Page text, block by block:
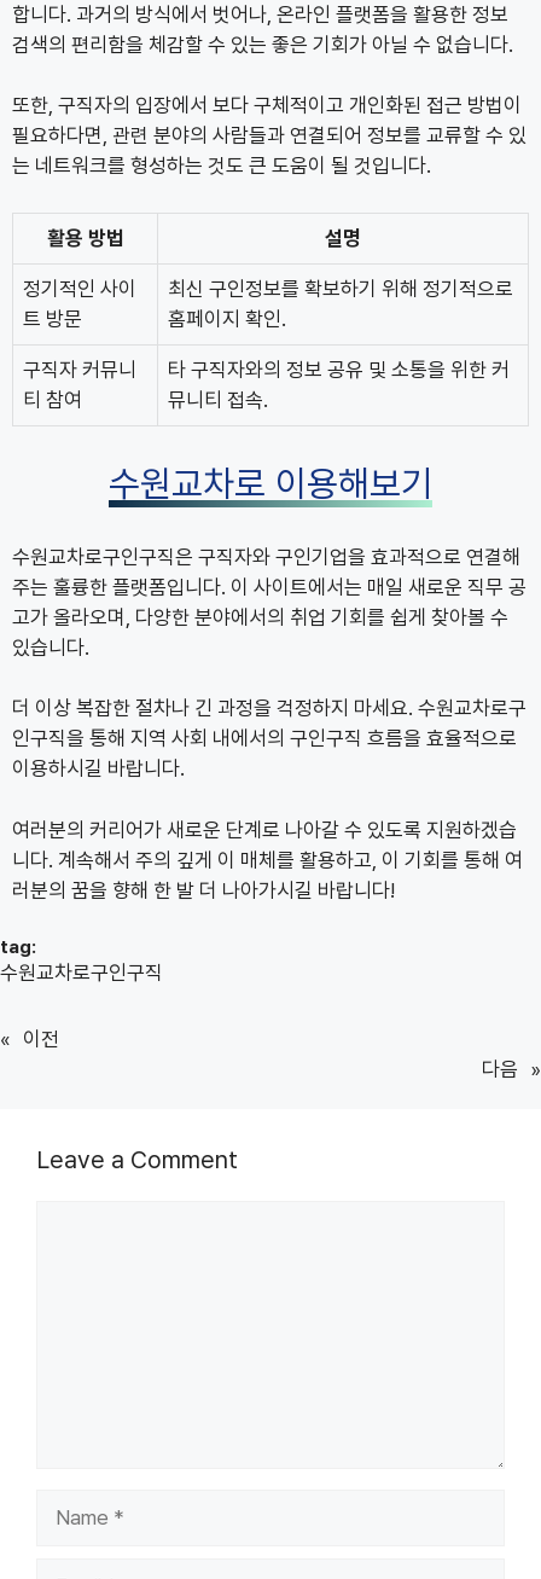
합니다. 과거의 방식에서 벗어나, 온라인 플랫폼을 활용한 정보
검색의 편리함을 체감할 수 있는 좋은 기회가 아닐 수 없습니다.
또한, 구직자의 입장에서 보다 구체적이고 개인화된 접근 방법이
필요하다면, 관련 분야의 사람들과 연결되어 정보를 교류할 수 있
는 네트워크를 형성하는 것도 큰 도움이 될 것입니다.
활용 방법 설명
정기적인 사이
트 방문
최신 구인정보를 확보하기 위해 정기적으로
홈페이지 확인.
구직자 커뮤니
티 참여
타 구직자와의 정보 공유 및 소통을 위한 커
뮤니티 접속.
수원교차로 이용해보기
수원교차로구인구직은 구직자와 구인기업을 효과적으로 연결해
주는 훌륭한 플랫폼입니다. 이 사이트에서는 매일 새로운 직무 공
고가 올라오며, 다양한 분야에서의 취업 기회를 쉽게 찾아볼 수
있습니다.
더 이상 복잡한 절차나 긴 과정을 걱정하지 마세요. 수원교차로구
인구직을 통해 지역 사회 내에서의 구인구직 흐름을 효율적으로
이용하시길 바랍니다.
여러분의 커리어가 새로운 단계로 나아갈 수 있도록 지원하겠습
니다. 계속해서 주의 깊게 이 매체를 활용하고, 이 기회를 통해 여
러분의 꿈을 향해 한 발 더 나아가시길 바랍니다!
tag:
수원교차로구인구직
« 이전
다음 »
Leave a Comment